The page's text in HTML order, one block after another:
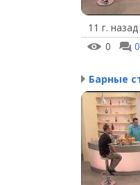
11 г. назад
0
0